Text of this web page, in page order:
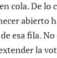
cola. De
abierto
esa fila. No
la